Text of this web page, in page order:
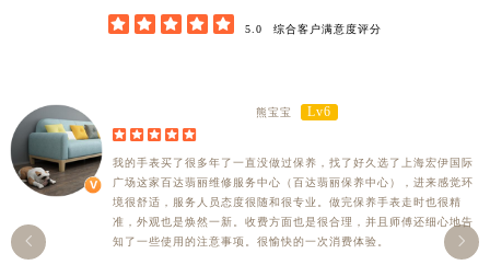
     5.0 综合客户满意度评分
熊宝宝 Lv6
    
我的手表买了很多年了一直没做过保养，找了好久选了上海宏伊国际
广场这家百达翡丽维修服务中心（百达翡丽保养中心），进来感觉环
境很舒适，服务人员态度很随和很专业。做完保养手表走时也很精
准，外观也是焕然一新。收费方面也是很合理，并且师傅还细心地告
知了一些使用的注意事项。很愉快的一次消费体验。

